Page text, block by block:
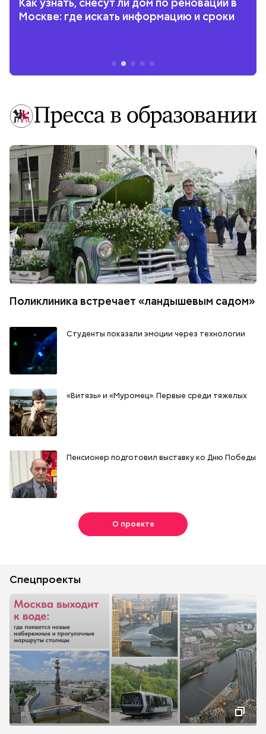
Как узнать, снесут ли дом по реновации в
Москве: где искать информацию и сроки
Поликлиника встречает «ландышевым садом»
Студенты показали эмоции через технологии
«Витязь» и «Муромец». Первые среди тяжелых
Пенсионер подготовил выставку ко Дню Победы
О проекте
Спецпроекты